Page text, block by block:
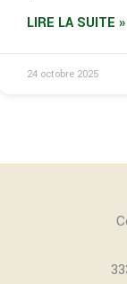
LIRE LA SUITE »
24 octobre 2025